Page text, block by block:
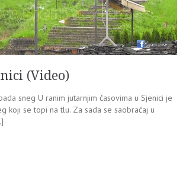
(Video)
sneg U ranim jutarnjim časovima u Sjenici je
koji se topi na tlu. Za sada se saobraćaj u